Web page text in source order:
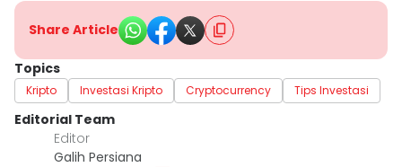
Share Article
Topics
Kripto Investasi Kripto Cryptocurrency Tips Investasi
Editorial Team
Editor
Galih Persiana